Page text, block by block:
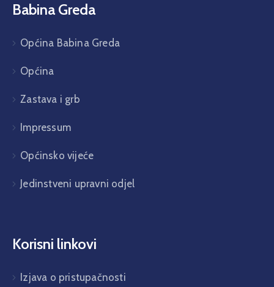
Babina Greda
Općina Babina Greda
Općina
Zastava i grb
Impressum
Općinsko vijeće
Jedinstveni upravni odjel
Korisni linkovi
Izjava o pristupačnosti